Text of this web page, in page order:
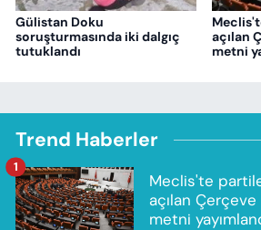
Gülistan Doku
soruşturmasında iki dalgıç
tutuklandı
açılan
metni
Trend Haberler
Meclis'te
açılan Çerçeve
metni
1